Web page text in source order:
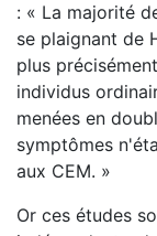
: « La majorité
se plaignant de
plus
individus
menées en
symptômes
aux CEM. »
Or ces études